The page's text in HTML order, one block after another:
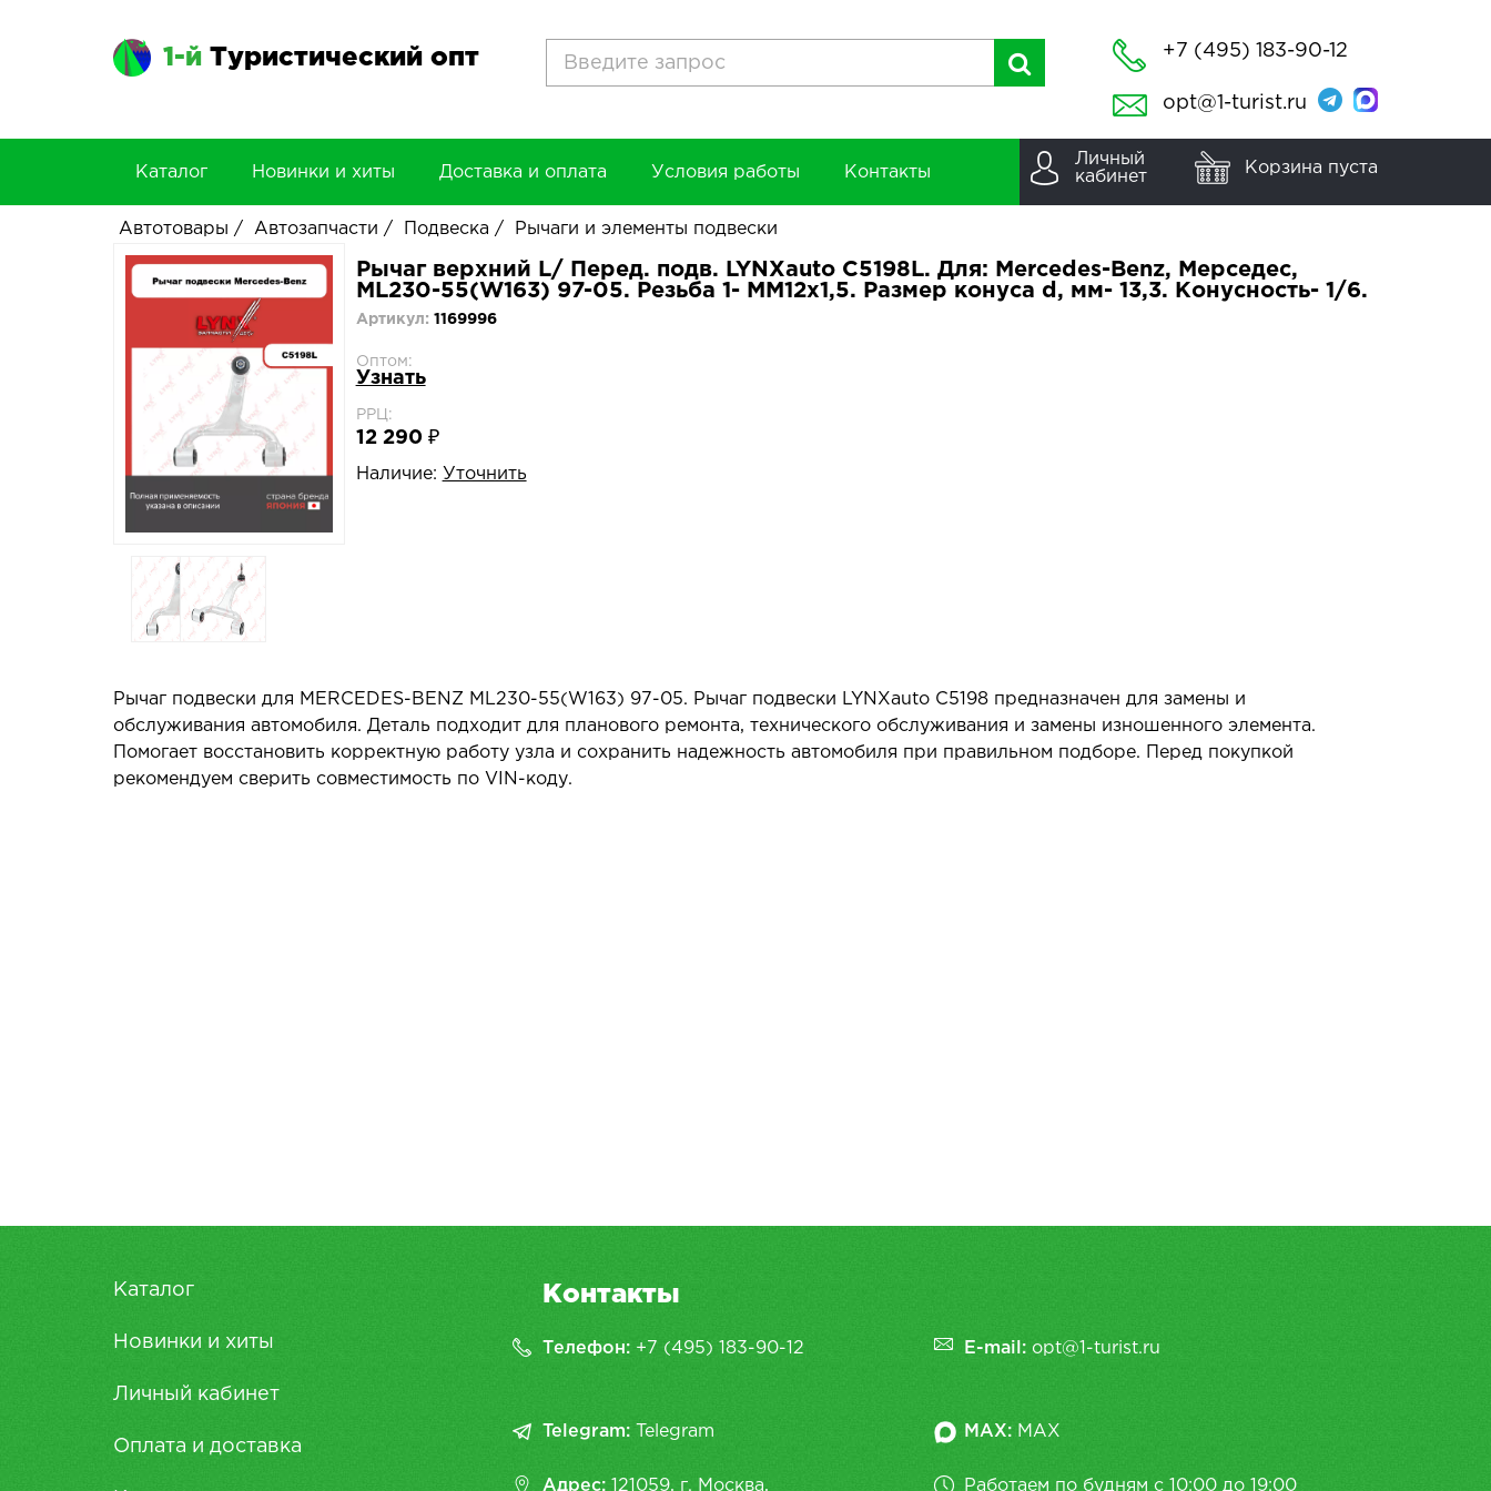
1-й Туристический опт +7 (495) 183-90-12
opt@1-turist.ru
Каталог Новинки и хиты Доставка и оплата Условия работы Контакты
Личный
кабинет
Корзина пуста
Автотовары / Автозапчасти / Подвеска / Рычаги и элементы подвески
Рычаг верхний L/ Перед. подв. LYNXauto C5198L. Для: Mercedes-Benz, Мерседес,
ML230-55(W163) 97-05. Резьба 1- MM12x1,5. Размер конуса d, мм- 13,3. Конусность- 1/6.
Артикул: 1169996
Оптом:
Узнать
РРЦ:
12 290 ₽
Наличие: Уточнить
Рычаг подвески для MERCEDES-BENZ ML230-55(W163) 97-05. Рычаг подвески LYNXauto C5198 предназначен для замены и
обслуживания автомобиля. Деталь подходит для планового ремонта, технического обслуживания и замены изношенного элемента.
Помогает восстановить корректную работу узла и сохранить надежность автомобиля при правильном подборе. Перед покупкой
рекомендуем сверить совместимость по VIN-коду.
Каталог
Новинки и хиты
Личный кабинет
Оплата и доставка
Контакты
Телефон: +7 (495) 183-90-12 E-mail: opt@1-turist.ru
Telegram: Telegram MAX: MAX
Адрес: 121059, г. Москва, Работаем по будням с 10:00 до 19:00